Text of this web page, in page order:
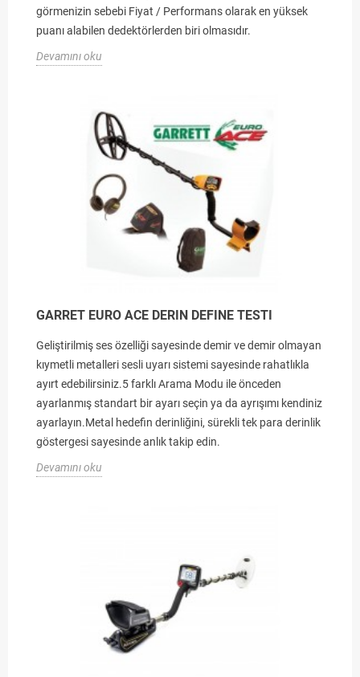
görmenizin sebebi Fiyat / Performans olarak en yüksek
puanı alabilen dedektörlerden biri olmasıdır.
Devamını oku
GARRET EURO ACE DERIN DEFINE TESTI
Geliştirilmiş ses özelliği sayesinde demir ve demir olmayan
kıymetli metalleri sesli uyarı sistemi sayesinde rahatlıkla
ayırt edebilirsiniz.5 farklı Arama Modu ile önceden
ayarlanmış standart bir ayarı seçin ya da ayrışımı kendiniz
ayarlayın.Metal hedefin derinliğini, sürekli tek para derinlik
göstergesi sayesinde anlık takip edin.
Devamını oku